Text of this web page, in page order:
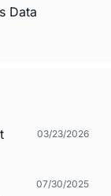
Data
03/23/2026
07/30/2025